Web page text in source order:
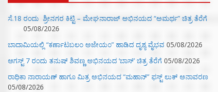
ಸೆ.18 ರಂದು ಶ್ರೀನಗರ ಕಿಟ್ಟಿ – ಮೇಘನಾರಾಜ್ ಅಭಿನಯದ “ಅಮರ್ಥ” ಚಿತ್ರ ತೆರೆಗೆ
05/08/2026
ಬಾದಾಮಿಯಲ್ಲಿ “ಕರ್ಣಾಟಬಲಂ ಅಜೇಯಂ” ಹಾಡಿದ ದೃಶ್ಯ ವೈಭವ 05/08/2026
ಆಗಸ್ಟ್ 7 ರಂದು ತನುಷ್ ಶಿವಣ್ಣ ಅಭಿನಯದ ‘ಬಾಸ್’ ಚಿತ್ರ ತೆರೆಗೆ 05/08/2026
ರಾಧಿಕಾ ನಾರಾಯಣ್ ಹಾಗೂ ಮಿತ್ರ ಅಭಿನಯದ “ಮಹಾನ್” ಫಸ್ಟ್ ಲುಕ್ ಅನಾವರಣ
05/08/2026